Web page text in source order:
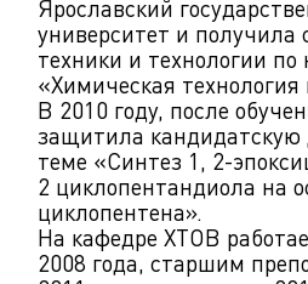
Ярославский
университет и получила
техники и технологии
«Химическая технология
В 2010 году, после
защитила кандидатскую
теме «Синтез 1, 2-
2 циклопентандиола на
циклопентена».
На кафедре ХТОВ
2008 года, старшим